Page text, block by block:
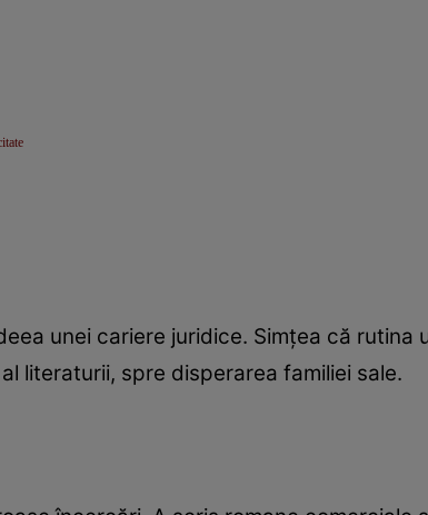
unei cariere juridice. Simțea că rutina
literaturii, spre disperarea familiei sale.